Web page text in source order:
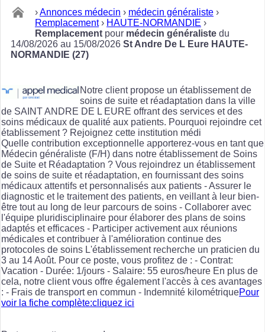
›Annonces médecin › médecin généraliste ›
Remplacement › HAUTE-NORMANDIE ›
Remplacement pour médecin généraliste du
14/08/2026 au 15/08/2026 St Andre De L Eure HAUTE-
NORMANDIE (27)
Notre client propose un établissement de
soins de suite et réadaptation dans la ville
de SAINT ANDRE DE L EURE offrant des services et des
soins médicaux de qualité aux patients. Pourquoi rejoindre cet
établissement ? Rejoignez cette institution médi
Quelle contribution exceptionnelle apporterez-vous en tant que
Médecin généraliste (F/H) dans notre établissement de Soins
de Suite et Réadaptation ? Vous rejoindrez un établissement
de soins de suite et réadaptation, en fournissant des soins
médicaux attentifs et personnalisés aux patients - Assurer le
diagnostic et le traitement des patients, en veillant à leur bien-
être tout au long de leur parcours de soins - Collaborer avec
l'équipe pluridisciplinaire pour élaborer des plans de soins
adaptés et efficaces - Participer activement aux réunions
médicales et contribuer à l'amélioration continue des
protocoles de soins L'établissement recherche un praticien du
3 au 14 Août. Pour ce poste, vous profitez de : - Contrat:
Vacation - Durée: 1/jours - Salaire: 55 euros/heure En plus de
cela, notre client vous offre également l'accès à ces avantages
: - Frais de transport en commun - Indemnité kilométriquePour
voir la fiche complète:cliquez ici